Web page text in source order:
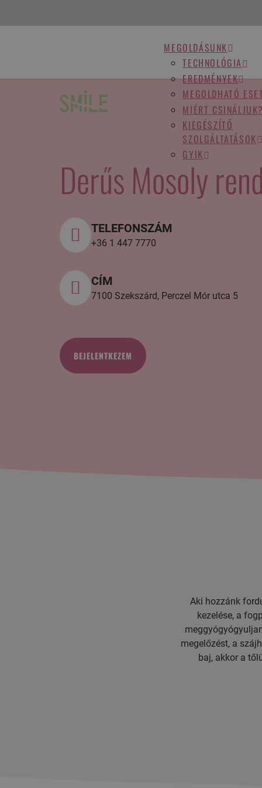
MEGOLDÁSUNK
TECHNOLÓGIA
EREDMÉNYEK
MEGOLDHATÓ
MIÉRT
KIEGÉSZÍTŐ
SZOLGÁLTATÁSOK
GYIK
Derűs Mosoly
TELEFONSZÁM
+36 1 447 7770
CÍM
7100 Szekszárd, Perczel Mór utca 5
BEJELENTKEZEM
Aki hozzánk
kezelése, a
megelőzést, a
baj, akkor a